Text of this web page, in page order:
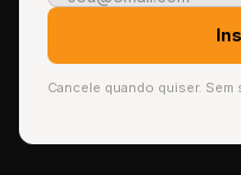
Cancele quando quiser. Sem